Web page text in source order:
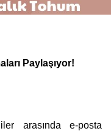
Paylaşıyor!
arasında e-posta